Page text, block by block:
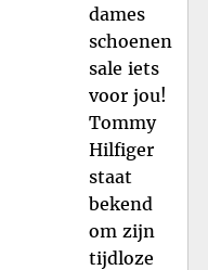
dames
schoenen
sale iets
voor jou!
Tommy
Hilfiger
staat
bekend
om zijn
tijdloze